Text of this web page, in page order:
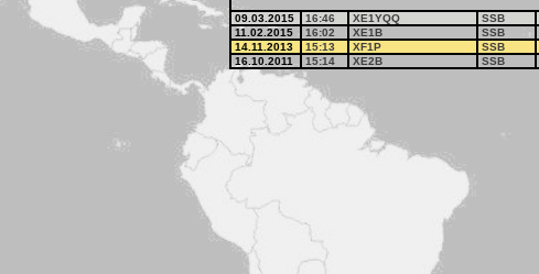
09.03.2015 16:46 XE1YQQ SSB
11.02.2015
16:02 XE1B SSB
14.11.2013
15:13 XF1P SSB
16.10.2011
15:14 XE2B SSB